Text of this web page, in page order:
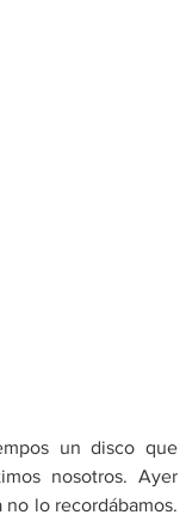
un disco que
nosotros. Ayer
no lo recordábamos.